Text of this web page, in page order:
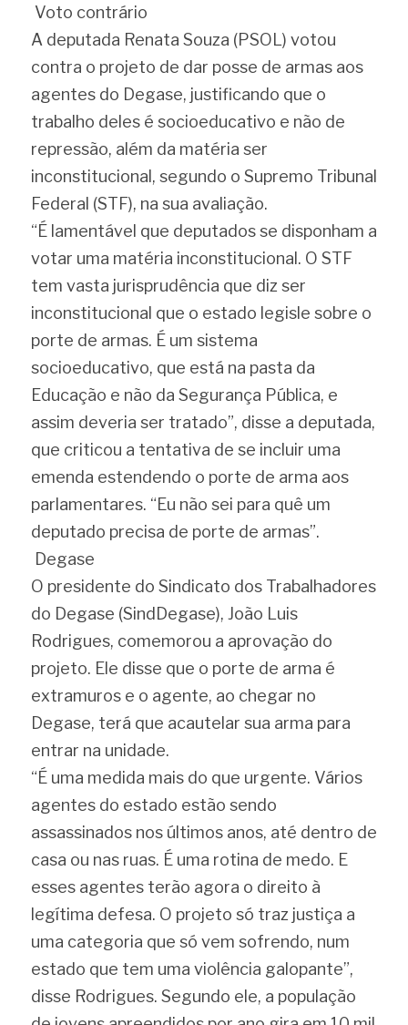
Voto contrário
A deputada Renata Souza (PSOL) votou
contra o projeto de dar posse de armas aos
agentes do Degase, justificando que o
trabalho deles é socioeducativo e não de
repressão, além da matéria ser
inconstitucional, segundo o Supremo Tribunal
Federal (STF), na sua avaliação.
“É lamentável que deputados se disponham a
votar uma matéria inconstitucional. O STF
tem vasta jurisprudência que diz ser
inconstitucional que o estado legisle sobre o
porte de armas. É um sistema
socioeducativo, que está na pasta da
Educação e não da Segurança Pública, e
assim deveria ser tratado”, disse a deputada,
que criticou a tentativa de se incluir uma
emenda estendendo o porte de arma aos
parlamentares. “Eu não sei para quê um
deputado precisa de porte de armas”.
Degase
O presidente do Sindicato dos Trabalhadores
do Degase (SindDegase), João Luis
Rodrigues, comemorou a aprovação do
projeto. Ele disse que o porte de arma é
extramuros e o agente, ao chegar no
Degase, terá que acautelar sua arma para
entrar na unidade.
“É uma medida mais do que urgente. Vários
agentes do estado estão sendo
assassinados nos últimos anos, até dentro de
casa ou nas ruas. É uma rotina de medo. E
esses agentes terão agora o direito à
legítima defesa. O projeto só traz justiça a
uma categoria que só vem sofrendo, num
estado que tem uma violência galopante”,
disse Rodrigues. Segundo ele, a população